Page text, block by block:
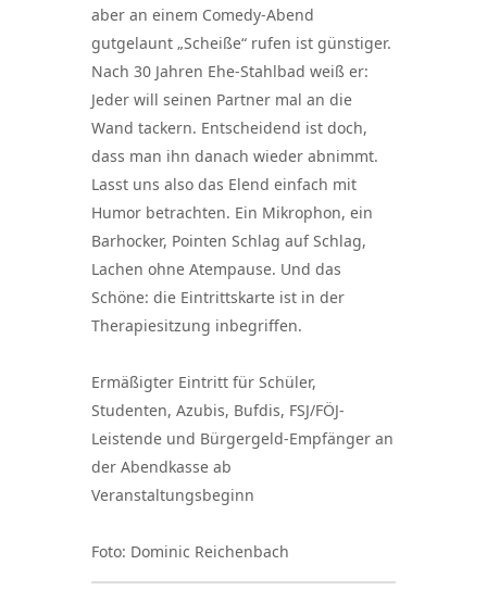
aber an einem Comedy-Abend
gutgelaunt „Scheiße“ rufen ist günstiger.
Nach 30 Jahren Ehe-Stahlbad weiß er:
Jeder will seinen Partner mal an die
Wand tackern. Entscheidend ist doch,
dass man ihn danach wieder abnimmt.
Lasst uns also das Elend einfach mit
Humor betrachten. Ein Mikrophon, ein
Barhocker, Pointen Schlag auf Schlag,
Lachen ohne Atempause. Und das
Schöne: die Eintrittskarte ist in der
Therapiesitzung inbegriffen.
Ermäßigter Eintritt für Schüler,
Studenten, Azubis, Bufdis, FSJ/FÖJ-
Leistende und Bürgergeld-Empfänger an
der Abendkasse ab
Veranstaltungsbeginn
Foto: Dominic Reichenbach